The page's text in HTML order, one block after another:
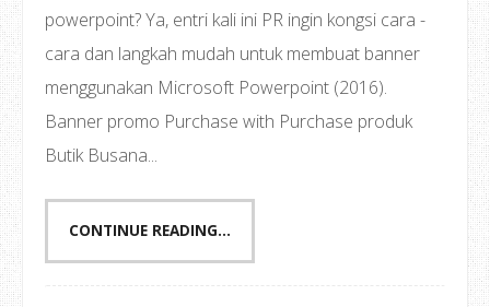
powerpoint? Ya, entri kali ini PR ingin kongsi cara -
cara dan langkah mudah untuk membuat banner
menggunakan Microsoft Powerpoint (2016).
Banner promo Purchase with Purchase produk
Butik Busana...
CONTINUE READING...